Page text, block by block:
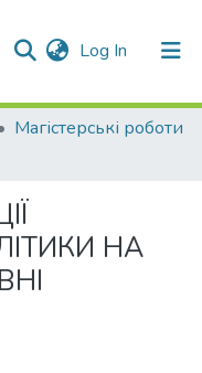
Log In (current)
Магістерські роботи
НА